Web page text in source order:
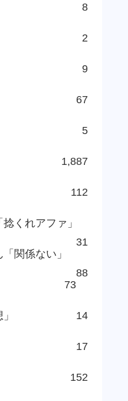
8
2
9
67
5
1,887
112
くれアファ」
31
関係ない」
88
73
14
17
152